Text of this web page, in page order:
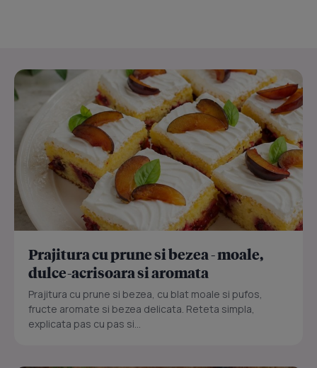
Prajitura cu prune si bezea - moale,
dulce-acrisoara si aromata
Prajitura cu prune si bezea, cu blat moale si pufos,
fructe aromate si bezea delicata. Reteta simpla,
explicata pas cu pas si...